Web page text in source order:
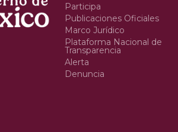
Participa
Publicaciones Oficiales
Marco Jurídico
Plataforma Nacional de
Transparencia
Alerta
Denuncia